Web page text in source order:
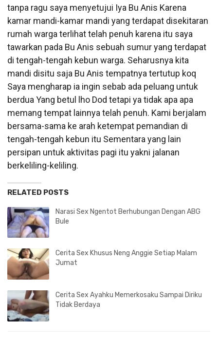
tanpa ragu saya menyetujui Iya Bu Anis Karena
kamar mandi-kamar mandi yang terdapat disekitaran
rumah warga terlihat telah penuh karena itu saya
tawarkan pada Bu Anis sebuah sumur yang terdapat
di tengah-tengah kebun warga. Seharusnya kita
mandi disitu saja Bu Anis tempatnya tertutup koq
Saya mengharap ia ingin sebab ada peluang untuk
berdua Yang betul lho Dod tetapi ya tidak apa apa
memang tempat lainnya telah penuh. Kami berjalam
bersama-sama ke arah ketempat pemandian di
tengah-tengah kebun itu Sementara yang lain
persipan untuk aktivitas pagi itu yakni jalanan
berkeliling-keliling.
RELATED POSTS
Narasi Sex Ngentot Berhubungan Dengan ABG
Bule
Cerita Sex Khusus Neng Anggie Setiap Malam
Jumat
Cerita Sex Ayahku Memerkosaku Sampai Diriku
Tidak Berdaya